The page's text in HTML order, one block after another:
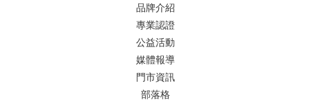
品牌介紹
專業認證
公益活動
媒體報導
門市資訊
部落格